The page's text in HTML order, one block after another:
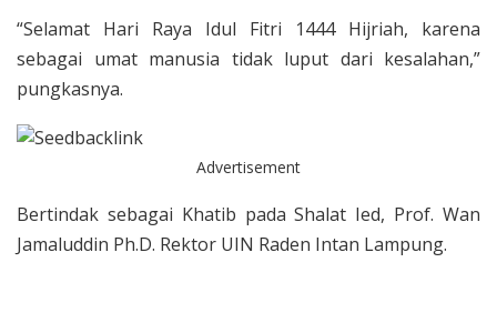
“Selamat Hari Raya Idul Fitri 1444 Hijriah, karena
sebagai umat manusia tidak luput dari kesalahan,”
pungkasnya.
Advertisement
Bertindak sebagai Khatib pada Shalat Ied, Prof. Wan
Jamaluddin Ph.D. Rektor UIN Raden Intan Lampung.